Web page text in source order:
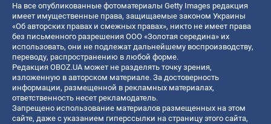
На все опубликованные фотоматериалы Getty Images редакция
имеет имущественные права, защищаемые законом Украины
«Об авторских правах и смежных правах», никто не имеет права
без письменного разрешения ООО «Золотая середина» их
использовать, они не подлежат дальнейшему воспроизводству,
переводу, распространению в любой форме.
Редакция OBOZ.UA может не разделять точку зрения,
изложенную в авторском материале. За достоверность
информации, размещенной в рекламных материалах,
ответственность несет рекламодатель.
Запрещено использование материалов размещенных на этом
сайте, даже с указанием гиперссылки на страницу этого сайта,